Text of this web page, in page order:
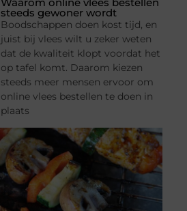
steeds gewoner wordt
Boodschappen doen kost tijd, en
juist bij vlees wilt u zeker weten
dat de kwaliteit klopt voordat het
op tafel komt. Daarom kiezen
steeds meer mensen ervoor om
online vlees bestellen te doen in
plaats